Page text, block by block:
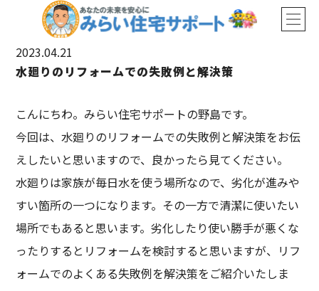
2023.04.21
水廻りのリフォームでの失敗例と解決策
こんにちわ。みらい住宅サポートの野島です。
今回は、水廻りのリフォームでの失敗例と解決策をお伝
えしたいと思いますので、良かったら見てください。
水廻りは家族が毎日水を使う場所なので、劣化が進みや
すい箇所の一つになります。その一方で清潔に使いたい
場所でもあると思います。劣化したり使い勝手が悪くな
ったりするとリフォームを検討すると思いますが、リフ
ォームでのよくある失敗例を解決策をご紹介いたしま